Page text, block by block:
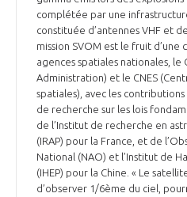
complétée par une
constituée d’antennes VHF et
mission SVOM est le fruit
agences spatiales nationales, le
Administration) et le CNES
spatiales), avec les
de recherche sur les lois
de l’Institut de recherche en
(IRAP) pour la France, et de
National (NAO) et l’Institut de
(IHEP) pour la Chine. « Le
d’observer 1/6ème du ciel,